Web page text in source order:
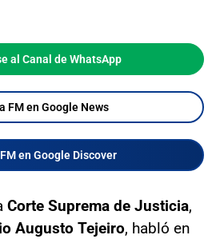
al Canal de WhatsApp
FM en Google News
en Google Discover
Corte Suprema de Justicia,
Augusto Tejeiro, habló en